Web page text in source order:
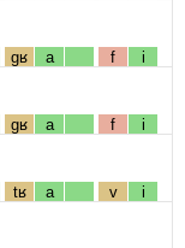
gʁ a f i
gʁ a f i
tʁ a v i